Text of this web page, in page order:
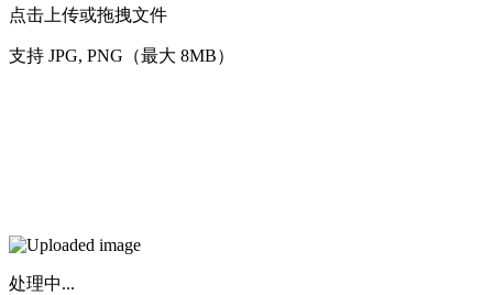
点击上传或拖拽文件
支持 JPG, PNG（最大 8MB）
处理中...